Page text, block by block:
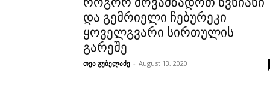
და გემრიელი ჩებურეკი
ყოველგვარი სირთულის
გარეშე
თეა გუბელაძე - August 13, 2020